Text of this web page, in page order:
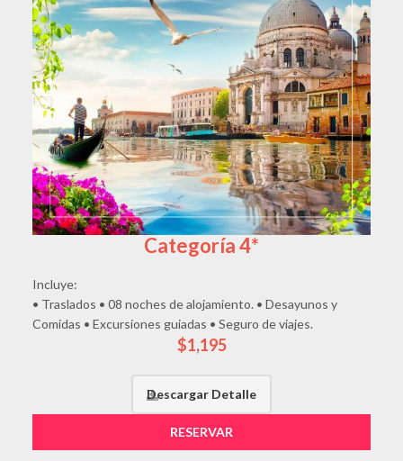
Categoría 4*
Incluye:
• Traslados • 08 noches de alojamiento. • Desayunos y
Comidas • Excursiones guiadas • Seguro de viajes.
$1,195
Descargar Detalle
RESERVAR